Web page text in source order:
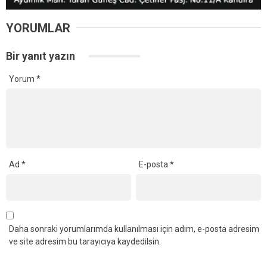
YORUMLAR
Bir yanıt yazın
Yorum *
Ad * E-posta*
Daha sonraki yorumlarımda kullanılması için adım, e-posta adresim
ve site adresim bu tarayıcıya kaydedilsin.